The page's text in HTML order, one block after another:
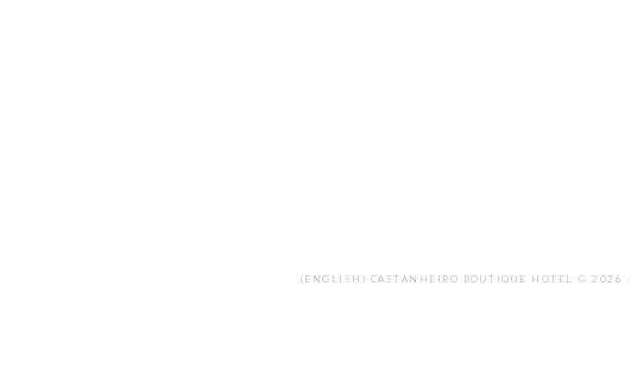
(ENGLISH) CASTANHEIRO BOUTIQUE HOTEL © 2026 ·